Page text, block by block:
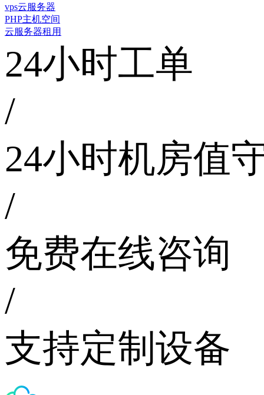
vps云服务器
PHP主机空间
云服务器租用
24小时工单
/
24小时机房值
/
免费在线咨询
/
支持定制设备